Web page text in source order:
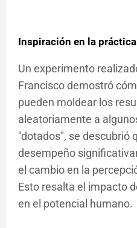
Inspiración en la práctica
Un experimento
Francisco demostró
pueden moldear los
aleatoriamente a
"dotados", se descubrió
desempeño
el cambio en la
Esto resalta el impacto
en el potencial humano.